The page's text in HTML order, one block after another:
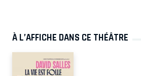
À L’AFFICHE DANS CE THÉÂTRE